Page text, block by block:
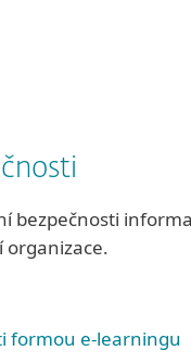
bezpečnosti
organizace.
formou e-learningu